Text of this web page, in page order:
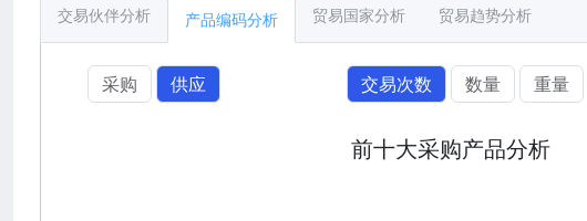
交易伙伴分析 产品编码分析 贸易国家分析 贸易趋势分析
采购 供应 交易次数 数量 重量
前十大采购产品分析